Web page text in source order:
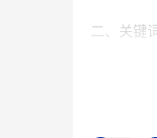
二、关键
在“全民
工智能